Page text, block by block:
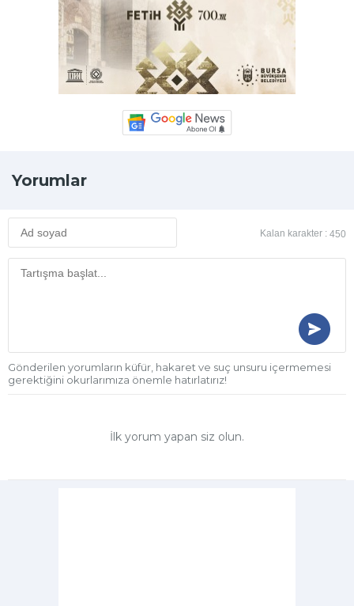
Yorumlar
Kalan karakter : 450
Gönderilen yorumların küfür, hakaret ve suç unsuru içermemesi
gerektiğini okurlarımıza önemle hatırlatırız!
İlk yorum yapan siz olun.